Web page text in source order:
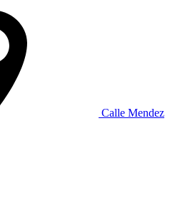
Calle Mendez